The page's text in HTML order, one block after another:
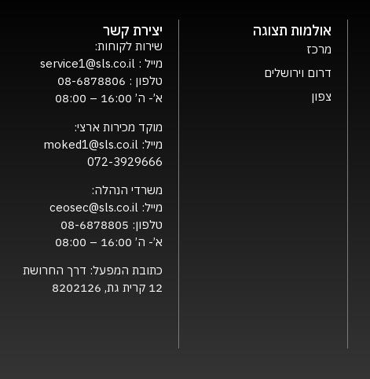
אולמות תצוגה
מרכז
דרום וירושלים
צפון
יצירת קשר
שירות לקוחות:
מייל : service1@sls.co.il
טלפון : 08-6878806
א’- ה’ 16:00 – 08:00
מוקד מכירות ארצי:
מייל: moked1@sls.co.il
072-3929666
משרדי הנהלה:
מייל:ceosec@sls.co.il
טלפון: 08-6878805
א’- ה’ 16:00 – 08:00
כתובת המפעל: דרך החרושת
12 קרית גת, 8202126